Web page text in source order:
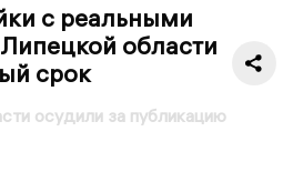
с реальными
области
срок
осудили за публикацию